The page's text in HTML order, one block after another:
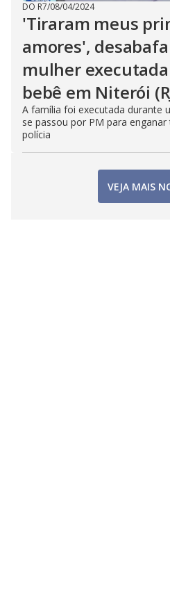
DO R7/08/04/2024
'Tiraram meus
amores',
mulher
bebê em Niterói
A família foi executada durante
se passou por PM para
polícia
VEJA MAIS